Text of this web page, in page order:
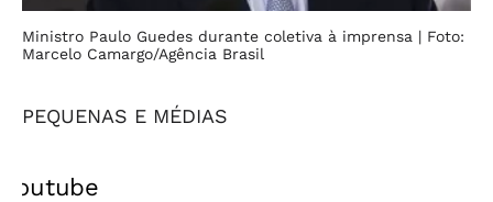
Ministro Paulo Guedes durante coletiva à imprensa | Foto:
Marcelo Camargo/Agência Brasil
PEQUENAS E MÉDIAS